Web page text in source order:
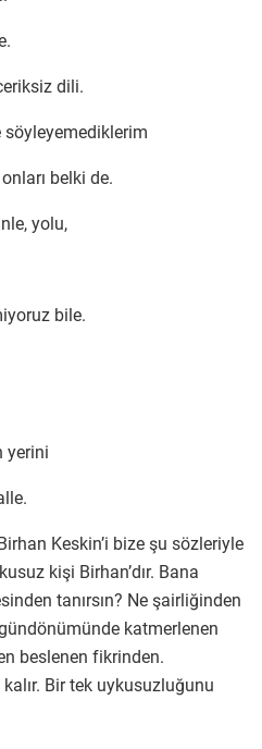
dili.
belki de.
yolu,
bile.
yerini
Keskin’i bize şu sözleriyle
kişi Birhan’dır. Bana
tanırsın? Ne şairliğinden
katmerlenen
beslenen fikrinden.
Bir tek uykusuzluğunu